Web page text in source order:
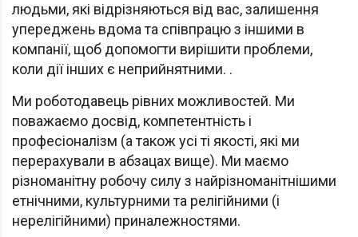
людьми, які відрізняються від вас, залишення
упереджень вдома та співпрацю з іншими в
компанії, щоб допомогти вирішити проблеми,
коли дії інших є неприйнятними. .
Ми роботодавець рівних можливостей. Ми
поважаємо досвід, компетентність і
професіоналізм (а також усі ті якості, які ми
перерахували в абзацах вище). Ми маємо
різноманітну робочу силу з найрізноманітнішими
етнічними, культурними та релігійними (і
нерелігійними) приналежностями.